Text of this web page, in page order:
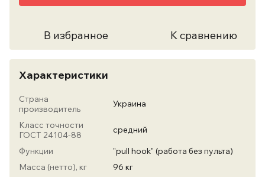
В избранное К сравнению
Характеристики
Страна
производитель
Украина
Класс точности
ГОСТ 24104-88
средний
Функции
"pull hook" (работа без пульта)
Масса (нетто), кг
96 кг